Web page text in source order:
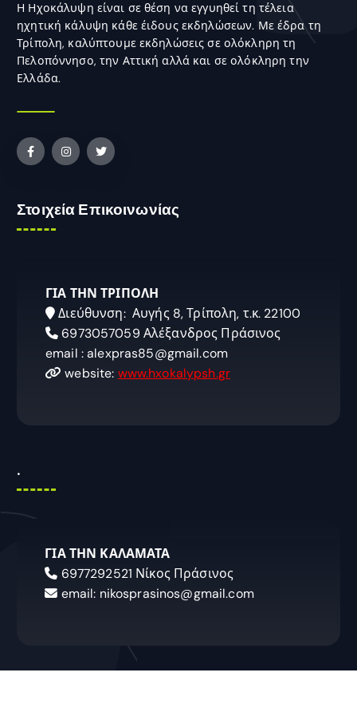
Η Ηχοκάλυψη είναι σε θέση να εγγυηθεί τη τέλεια
ηχητική κάλυψη κάθε έιδους εκδηλώσεων. Με έδρα τη
Τρίπολη, καλύπτουμε εκδηλώσεις σε ολόκληρη τη
Πελοπόννησο, την Αττική αλλά και σε ολόκληρη την
Ελλάδα.
Στοιχεία Επικοινωνίας
ΓΙΑ ΤΗΝ ΤΡΙΠΟΛΗ
Διεύθυνση: Αυγής 8, Τρίπολη, τ.κ. 22100
6973057059 Αλέξανδρος Πράσινος
email : alexpras85@gmail.com
website: www.hxokalypsh.gr
.
ΓΙΑ ΤΗΝ ΚΑΛΑΜΑΤΑ
6977292521 Νίκος Πράσινος
email: nikosprasinos@gmail.com